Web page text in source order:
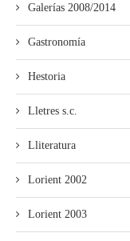
Galerías 2008/2014
Gastronomía
Hestoria
Lletres s.c.
Lliteratura
Lorient 2002
Lorient 2003